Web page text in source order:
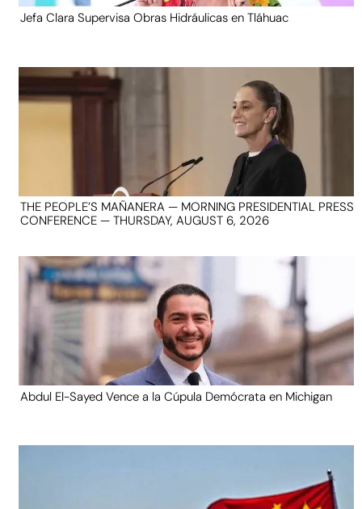
Jefa Clara Supervisa Obras Hidráulicas en Tláhuac
THE PEOPLE’S MAÑANERA — MORNING PRESIDENTIAL PRESS
CONFERENCE — THURSDAY, AUGUST 6, 2026
Abdul El-Sayed Vence a la Cúpula Demócrata en Michigan